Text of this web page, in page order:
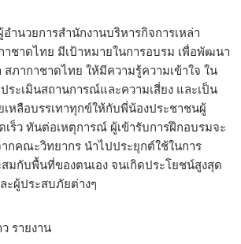
ำนวยการสำนักงานบริหารกิจการเหล่า
าชาดไทย มีเป้าหมายในการอบรม เพื่อพัฒนา
ภากาชาดไทย ให้มีความรู้ความเข้าใจ ใน
ระเมินสถานการณ์และความเสี่ยง และเป็น
เหลือบรรเทาทุกข์ให้กับพี่น้องประชาชนผู้
เร็ว ทันต่อเหตุการณ์ ผู้เข้ารับการฝึกอบรมจะ
กคณะวิทยากร นำไปประยุกต์ใช้ในการ
สมกับพื้นที่ของตนเอง จนเกิดประโยชน์สูงสุด
ะผู้ประสบภัยต่างๆ
รายงาน